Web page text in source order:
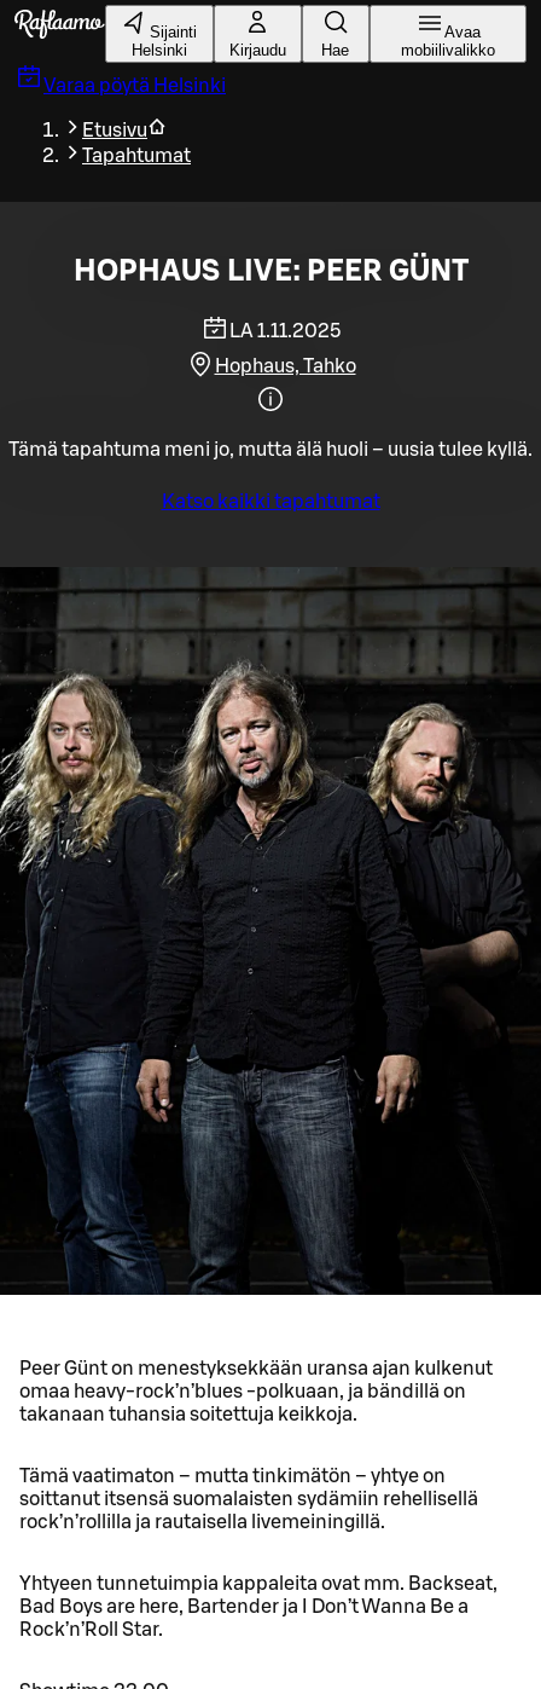
Siirry pääsisältöön
Sijainti
Helsinki
Kirjaudu Hae
Avaa
mobiilivalikko
Varaa pöytä Helsinki
Etusivu
Tapahtumat
HOPHAUS LIVE: PEER GÜNT
LA 1.11.2025
Hophaus, Tahko
Tämä tapahtuma meni jo, mutta älä huoli – uusia tulee kyllä.
Katso kaikki tapahtumat
Peer Günt on menestyksekkään uransa ajan kulkenut
omaa heavy-rock’n’blues -polkuaan, ja bändillä on
takanaan tuhansia soitettuja keikkoja.
Tämä vaatimaton – mutta tinkimätön – yhtye on
soittanut itsensä suomalaisten sydämiin rehellisellä
rock’n’rollilla ja rautaisella livemeiningillä.
Yhtyeen tunnetuimpia kappaleita ovat mm. Backseat,
Bad Boys are here, Bartender ja I Don’t Wanna Be a
Rock’n’Roll Star.